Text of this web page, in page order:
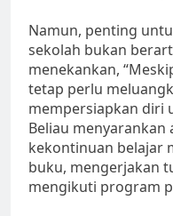
Namun, penting
sekolah bukan
menekankan,
tetap perlu
mempersiapkan diri
Beliau menyarankan
kekontinuan belajar
buku, mengerjakan
mengikuti program